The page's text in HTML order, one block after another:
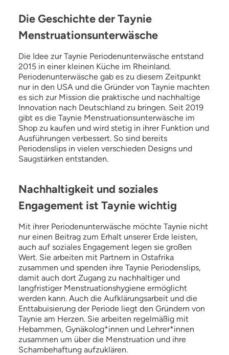
Die Geschichte der Taynie
Menstruationsunterwäsche
Die Idee zur Taynie Periodenunterwäsche entstand
2015 in einer kleinen Küche im Rheinland.
Periodenunterwäsche gab es zu diesem Zeitpunkt
nur in den USA und die Gründer von Taynie machten
es sich zur Mission die praktische und nachhaltige
Innovation nach Deutschland zu bringen. Seit 2019
gibt es die Taynie Menstruationsunterwäsche im
Shop zu kaufen und wird stetig in ihrer Funktion und
Ausführungen verbessert. So sind bereits
Periodenslips in vielen verschieden Designs und
Saugstärken entstanden.
Nachhaltigkeit und soziales
Engagement ist Taynie wichtig
Mit ihrer Periodenunterwäsche möchte Taynie nicht
nur einen Beitrag zum Erhalt unserer Erde leisten,
auch auf soziales Engagement legen sie großen
Wert. Sie arbeiten mit Partnern in Ostafrika
zusammen und spenden ihre Taynie Periodenslips,
damit auch dort Zugang zu nachhaltiger und
langfristiger Menstruationshygiene ermöglicht
werden kann. Auch die Aufklärungsarbeit und die
Enttabuisierung der Periode liegt den Gründern von
Taynie am Herzen. Sie arbeiten regelmäßig mit
Hebammen, Gynäkolog*innen und Lehrer*innen
zusammen um über die Menstruation und ihre
Schambehaftung aufzuklären.